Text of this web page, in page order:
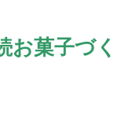
菓子づく